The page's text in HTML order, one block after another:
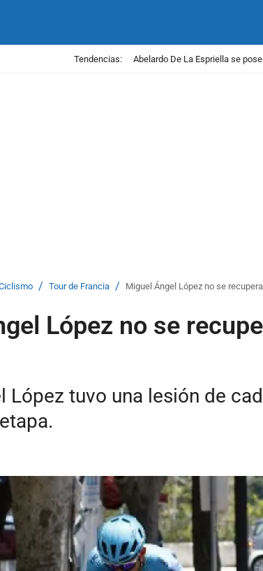
Tendencias: Abelardo De La Espriella se
/ Tour de Francia / Miguel Ángel López no se
López no se
López tuvo una lesión de